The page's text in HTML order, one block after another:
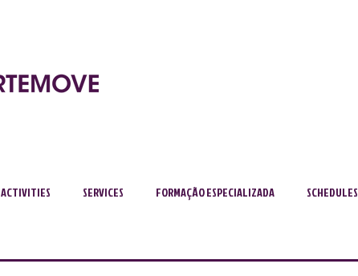
ACTIVITIES SERVICES FORMAÇÃO ESPECIALIZADA SCHEDULES